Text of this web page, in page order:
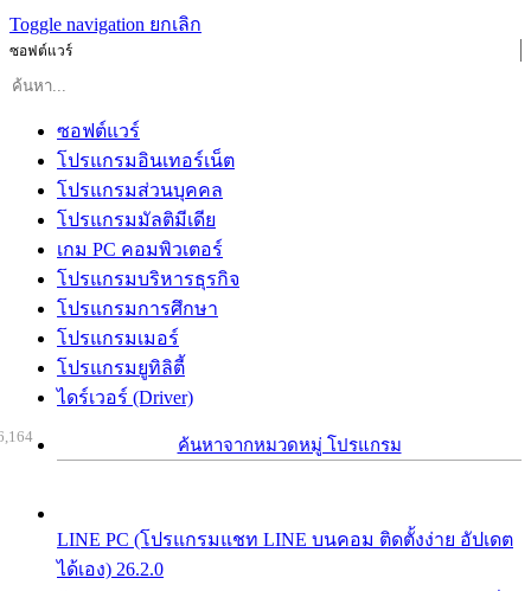
Toggle navigation ยกเลิก
ซอฟต์แวร์
ซอฟต์แวร์
โปรแกรมอินเทอร์เน็ต
โปรแกรมส่วนบุคคล
โปรแกรมมัลติมีเดีย
เกม PC คอมพิวเตอร์
โปรแกรมบริหารธุรกิจ
โปรแกรมการศึกษา
โปรแกรมเมอร์
โปรแกรมยูทิลิตี้
ไดร์เวอร์ (Driver)
ค้นหาจากหมวดหมู่ โปรแกรม
LINE PC (โปรแกรมแชท LINE บนคอม ติดตั้งง่าย อัปเดต
ได้เอง) 26.2.0